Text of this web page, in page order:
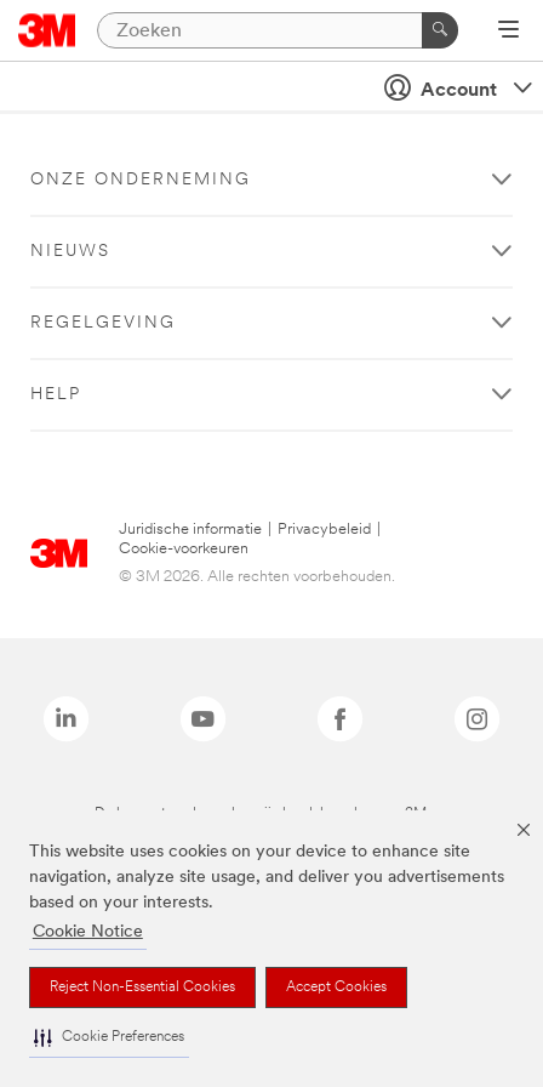
This website uses cookies on your device to enhance site
navigation, analyze site usage, and deliver you advertisements
based on your interests.
Cookie Notice
Reject Non-Essential Cookies Accept Cookies
Cookie Preferences
Account
ONZE ONDERNEMING
NIEUWS
REGELGEVING
HELP
Juridische informatie Privacybeleid
Cookie-voorkeuren
© 3M 2026. Alle rechten voorbehouden.
De bovenstaande merken zijn handelsmerken van 3M.we